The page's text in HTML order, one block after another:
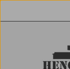
Zum Hauptinhalt